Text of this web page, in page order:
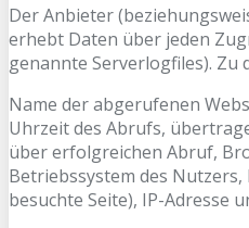
Der Anbieter
erhebt Daten über jeden
genannte Serverlogfiles).
Name der abgerufenen
Uhrzeit des Abrufs,
über erfolgreichen Abruf,
Betriebssystem des
besuchte Seite), IP-Adresse